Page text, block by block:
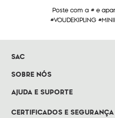
Poste com a # e
#VOUDEKIPLING
SAC
SOBRE NÓS
AJUDA E SUPORTE
CERTIFICADOS E SEGURANÇA